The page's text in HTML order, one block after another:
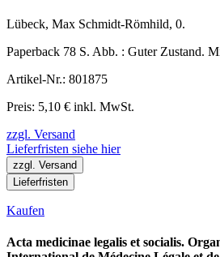
Lübeck, Max Schmidt-Römhild, 0.
Paperback 78 S. Abb. : Guter Zustand.
Artikel-Nr.: 801875
Preis: 5,10 € inkl. MwSt.
zzgl. Versand
Lieferfristen siehe hier
zzgl. Versand
Lieferfristen
Kaufen
Acta medicinae legalis et socialis.